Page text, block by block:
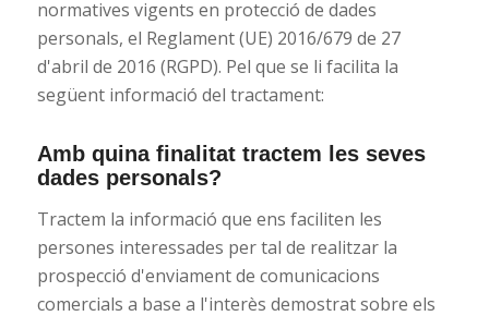
normatives vigents en protecció de dades
personals, el Reglament (UE) 2016/679 de 27
d'abril de 2016 (RGPD). Pel que se li facilita la
següent informació del tractament:
Amb quina finalitat tractem les seves
dades personals?
Tractem la informació que ens faciliten les
persones interessades per tal de realitzar la
prospecció d'enviament de comunicacions
comercials a base a l'interès demostrat sobre els